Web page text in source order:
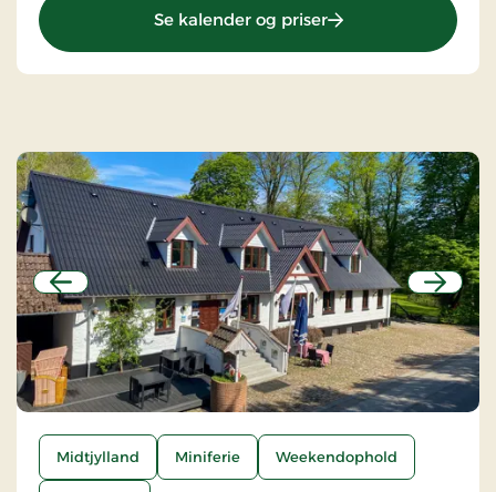
Se kalender og priser: Montra Hotel
Forrige Næste
Midtjylland Miniferie Weekendophold